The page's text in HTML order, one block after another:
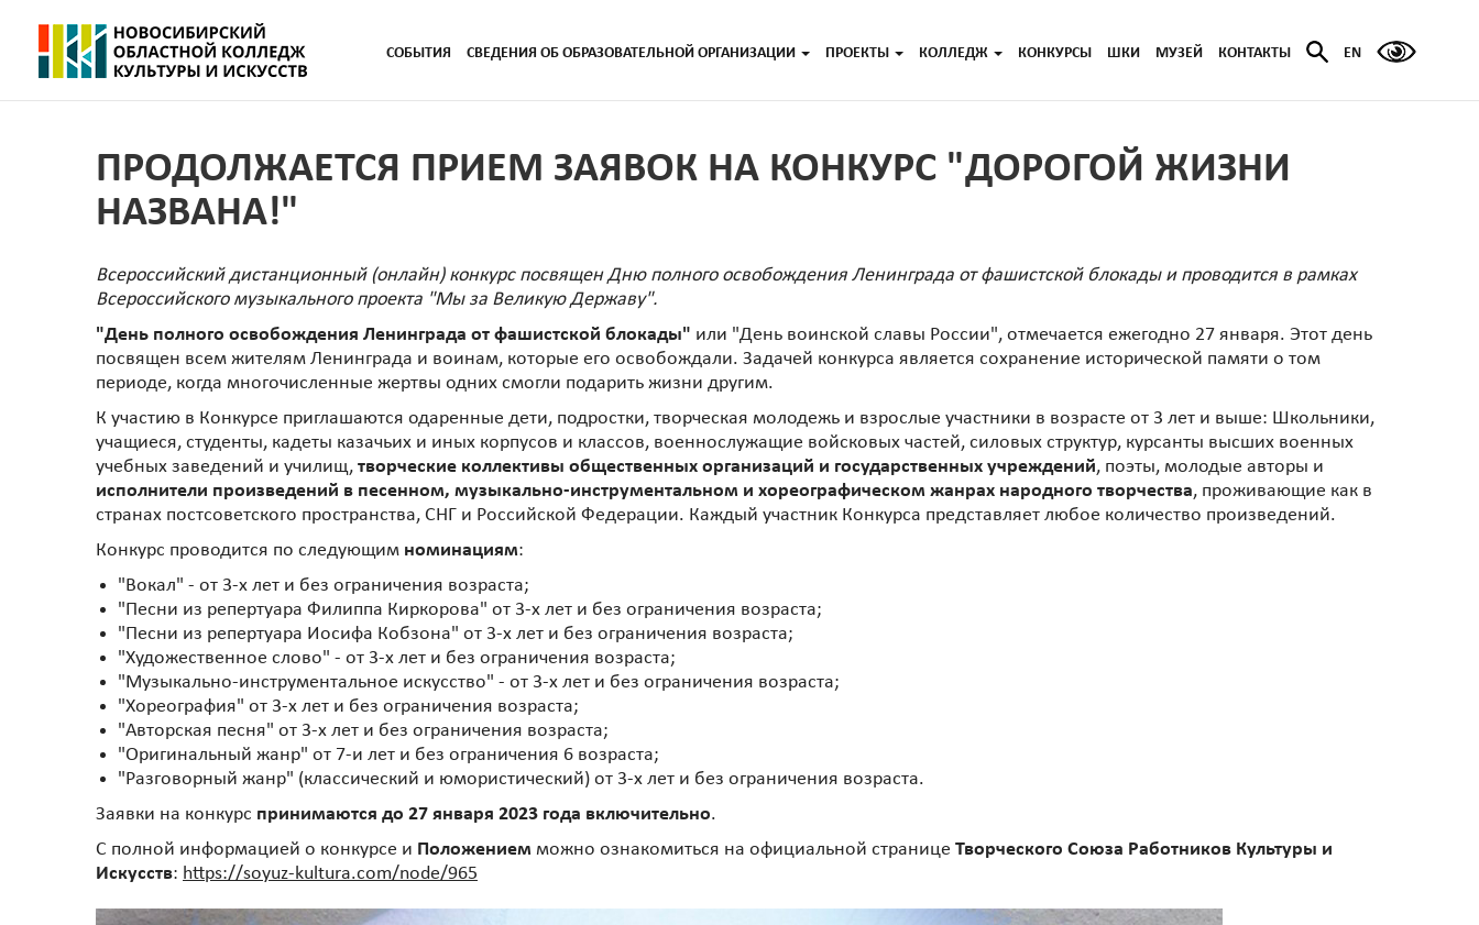
СОБЫТИЯ СВЕДЕНИЯ ОБ ОБРАЗОВАТЕЛЬНОЙ ОРГАНИЗАЦИИ ПРОЕКТЫ КОЛЛЕДЖ КОНКУРСЫ ШКИ МУЗЕЙ КОНТАКТЫ EN
ПРОДОЛЖАЕТСЯ ПРИЕМ ЗАЯВОК НА КОНКУРС "ДОРОГОЙ ЖИЗНИ
НАЗВАНА!"
Всероссийский дистанционный (онлайн) конкурс посвящен Дню полного освобождения Ленинграда от фашистской блокады и проводится в рамках
Всероссийского музыкального проекта "Мы за Великую Державу".
"День полного освобождения Ленинграда от фашистской блокады" или "День воинской славы России", отмечается ежегодно 27 января. Этот день
посвящен всем жителям Ленинграда и воинам, которые его освобождали. Задачей конкурса является сохранение исторической памяти о том
периоде, когда многочисленные жертвы одних смогли подарить жизни другим.
К участию в Конкурсе приглашаются одаренные дети, подростки, творческая молодежь и взрослые участники в возрасте от 3 лет и выше: Школьники,
учащиеся, студенты, кадеты казачьих и иных корпусов и классов, военнослужащие войсковых частей, силовых структур, курсанты высших военных
учебных заведений и училищ, творческие коллективы общественных организаций и государственных учреждений, поэты, молодые авторы и
исполнители произведений в песенном, музыкально-инструментальном и хореографическом жанрах народного творчества, проживающие как в
странах постсоветского пространства, СНГ и Российской Федерации. Каждый участник Конкурса представляет любое количество произведений.
Конкурс проводится по следующим номинациям:
"Вокал" - от 3-х лет и без ограничения возраста;
"Песни из репертуара Филиппа Киркорова" от 3-х лет и без ограничения возраста;
"Песни из репертуара Иосифа Кобзона" от 3-х лет и без ограничения возраста;
"Художественное слово" - от 3-х лет и без ограничения возраста;
"Музыкально-инструментальное искусство" - от 3-х лет и без ограничения возраста;
"Хореография" от 3-х лет и без ограничения возраста;
"Авторская песня" от 3-х лет и без ограничения возраста;
"Оригинальный жанр" от 7-и лет и без ограничения 6 возраста;
"Разговорный жанр" (классический и юмористический) от 3-х лет и без ограничения возраста.
Заявки на конкурс принимаются до 27 января 2023 года включительно.
С полной информацией о конкурсе и Положением можно ознакомиться на официальной странице Творческого Союза Работников Культуры и
Искусств: https://soyuz-kultura.com/node/965